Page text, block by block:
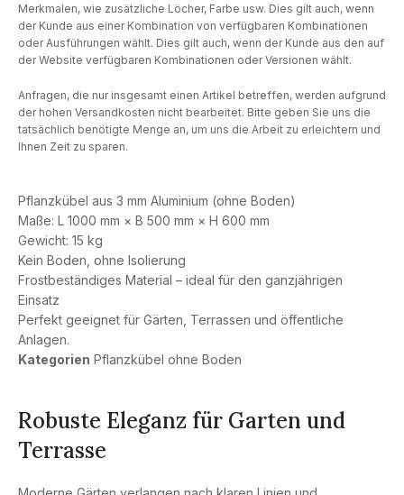
Pflanzkübel aus 3 mm Aluminium (ohne Boden)
Maße: L 1000 mm × B 500 mm × H 600 mm
Gewicht: 15 kg
Kein Boden, ohne Isolierung
Frostbeständiges Material – ideal für den ganzjährigen
Einsatz
Perfekt geeignet für Gärten, Terrassen und öffentliche
Anlagen.
Kategorien Pflanzkübel ohne Boden
Robuste Eleganz für Garten und
Terrasse
Merkmalen, wie zusätzliche Löcher, Farbe usw. Dies gilt auch, wenn
der Kunde aus einer Kombination von verfügbaren Kombinationen
oder Ausführungen wählt. Dies gilt auch, wenn der Kunde aus den auf
der Website verfügbaren Kombinationen oder Versionen wählt.
Anfragen, die nur insgesamt einen Artikel betreffen, werden aufgrund
der hohen Versandkosten nicht bearbeitet. Bitte geben Sie uns die
tatsächlich benötigte Menge an, um uns die Arbeit zu erleichtern und
Ihnen Zeit zu sparen.